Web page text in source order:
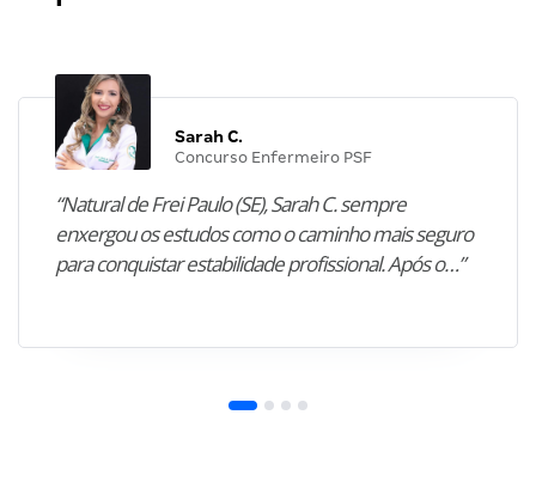
Sarah C.
Concurso Enfermeiro PSF
“Natural de Frei Paulo (SE), Sarah C. sempre
enxergou os estudos como o caminho mais seguro
para conquistar estabilidade profissional. Após o…”